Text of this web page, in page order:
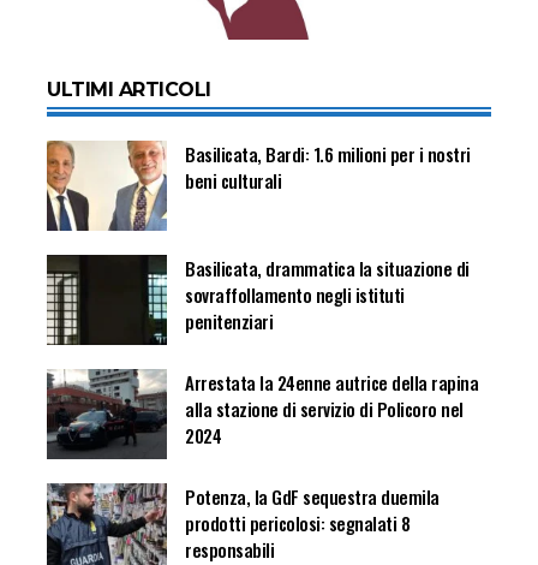
ULTIMI ARTICOLI
Basilicata, Bardi: 1.6 milioni per i nostri
beni culturali
Basilicata, drammatica la situazione di
sovraffollamento negli istituti
penitenziari
Arrestata la 24enne autrice della rapina
alla stazione di servizio di Policoro nel
2024
Potenza, la GdF sequestra duemila
prodotti pericolosi: segnalati 8
responsabili